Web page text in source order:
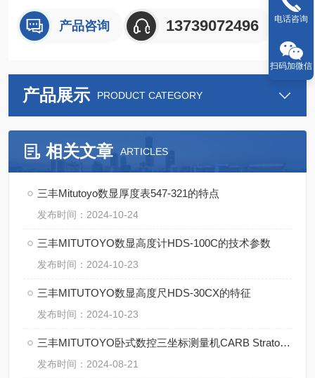
产品咨询 13739072496
产品展示 PRODUCT CATEGORY
相关文章 ARTICLES
三丰Mitutoyo数显厚度表547-321的特点
发布时间：2024-10-24
三丰MITUTOYO数显高度计HDS-100C的技术参数
发布时间：2024-10-23
三丰MITUTOYO数显高度尺HDS-30CX的特征
发布时间：2024-10-23
三丰MITUTOYO卧式数控三坐标测量机CARB Strato的特点
发布时间：2024-08-21
电话咨询
扫码加微信